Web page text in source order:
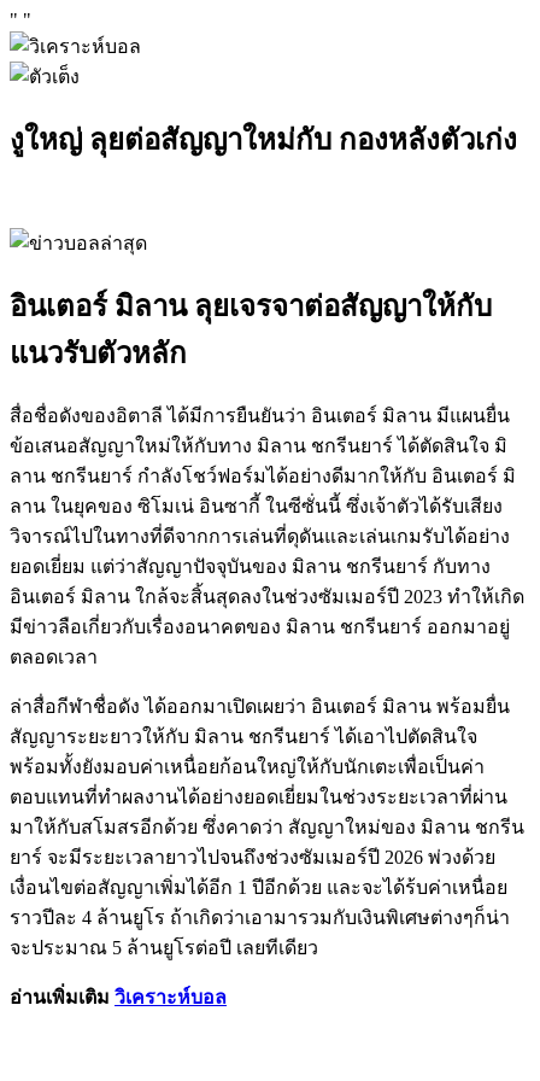
" "
งูใหญ่ ลุยต่อสัญญาใหม่กับ กองหลังตัวเก่ง
อินเตอร์ มิลาน ลุยเจรจาต่อสัญญาให้กับ
แนวรับตัวหลัก
สื่อชื่อดังของอิตาลี ได้มีการยืนยันว่า อินเตอร์ มิลาน มีแผนยื่น
ข้อเสนอสัญญาใหม่ให้กับทาง มิลาน ชกรีนยาร์ ได้ตัดสินใจ มิ
ลาน ชกรีนยาร์ กำลังโชว์ฟอร์มได้อย่างดีมากให้กับ อินเตอร์ มิ
ลาน ในยุคของ ซิโมเน่ อินซากี้ ในซีซั่นนี้ ซึ่งเจ้าตัวได้รับเสียง
วิจารณ์ไปในทางที่ดีจากการเล่นที่ดุดันและเล่นเกมรับได้อย่าง
ยอดเยี่ยม แต่ว่าสัญญาปัจจุบันของ มิลาน ชกรีนยาร์ กับทาง
อินเตอร์ มิลาน ใกล้จะสิ้นสุดลงในช่วงซัมเมอร์ปี 2023 ทำให้เกิด
มีข่าวลือเกี่ยวกับเรื่องอนาคตของ มิลาน ชกรีนยาร์ ออกมาอยู่
ตลอดเวลา
ล่าสื่อกีฬาชื่อดัง ได้ออกมาเปิดเผยว่า อินเตอร์ มิลาน พร้อมยื่น
สัญญาระยะยาวให้กับ มิลาน ชกรีนยาร์ ได้เอาไปตัดสินใจ
พร้อมทั้งยังมอบค่าเหนื่อยก้อนใหญ่ให้กับนักเตะเพื่อเป็นค่า
ตอบแทนที่ทำผลงานได้อย่างยอดเยี่ยมในช่วงระยะเวลาที่ผ่าน
มาให้กับสโมสรอีกด้วย ซึ่งคาดว่า สัญญาใหม่ของ มิลาน ชกรีน
ยาร์ จะมีระยะเวลายาวไปจนถึงช่วงซัมเมอร์ปี 2026 พ่วงด้วย
เงื่อนไขต่อสัญญาเพิ่มได้อีก 1 ปีอีกด้วย และจะได้ร้บค่าเหนื่อย
ราวปีละ 4 ล้านยูโร ถ้าเกิดว่าเอามารวมกับเงินพิเศษต่างๆก็น่า
จะประมาณ 5 ล้านยูโรต่อปี เลยทีเดียว
อ่านเพิ่มเติม วิเคราะห์บอล